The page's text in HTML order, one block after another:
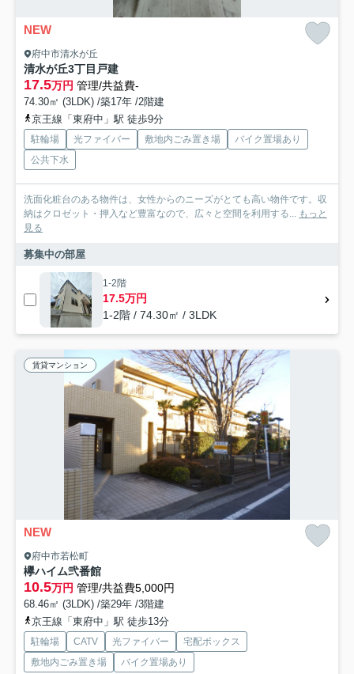
NEW
府中市清水が丘
清水が丘3丁目戸建
17.5万円 管理/共益費-
74.30㎡ (3LDK) /築17年 /2階建
京王線「東府中」駅 徒歩9分
駐輪場 光ファイバー 敷地内ごみ置き場
バイク置場あり
公共下水
洗面化粧台のある物件は、女性からのニーズがとても高い物件です。収
納はクロゼット・押入など豊富なので、広々と空間を利用する... もっと
見る
募集中の部屋
1-2階
17.5万円
1-2階 / 74.30㎡ / 3LDK
賃貸マンション
NEW
府中市若松町
欅ハイム弐番館
10.5万円 管理/共益費5,000円
68.46㎡ (3LDK) /築29年 /3階建
京王線「東府中」駅 徒歩13分
駐輪場 CATV 光ファイバー
宅配ボックス
敷地内ごみ置き場
バイク置場あり